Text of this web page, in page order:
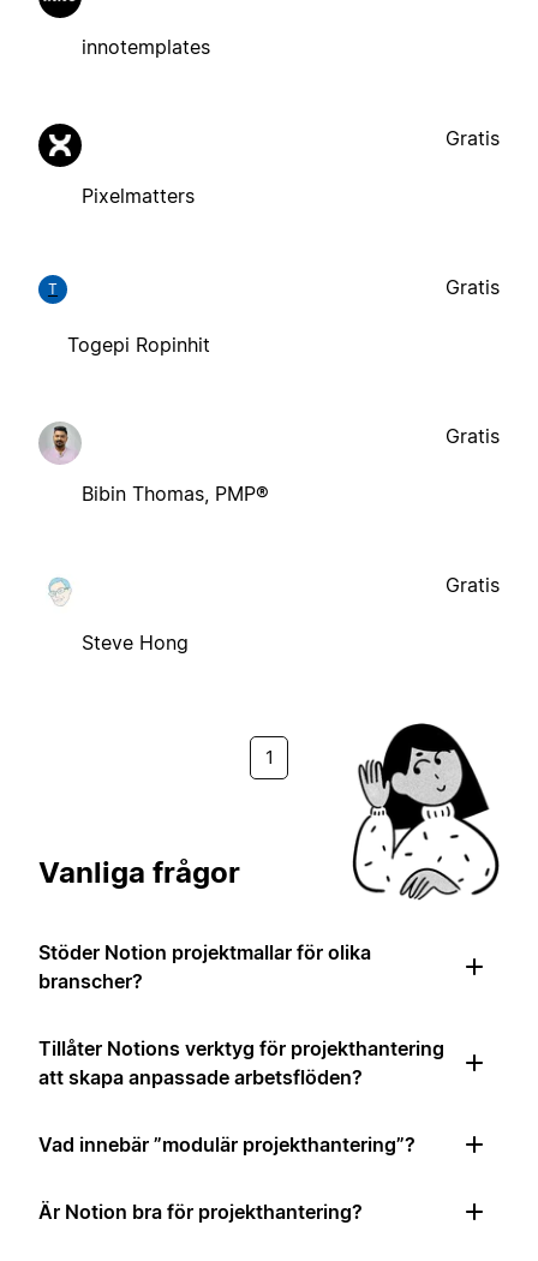
innotemplates
Pixelmatters
Gratis
T
Togepi Ropinhit
Gratis
Bibin Thomas, PMP®
Gratis
Steve Hong
Gratis
1
Vanliga frågor
Stöder Notion projektmallar för olika
branscher?
Tillåter Notions verktyg för projekthantering
att skapa anpassade arbetsflöden?
Vad innebär ”modulär projekthantering”?
Är Notion bra för projekthantering?